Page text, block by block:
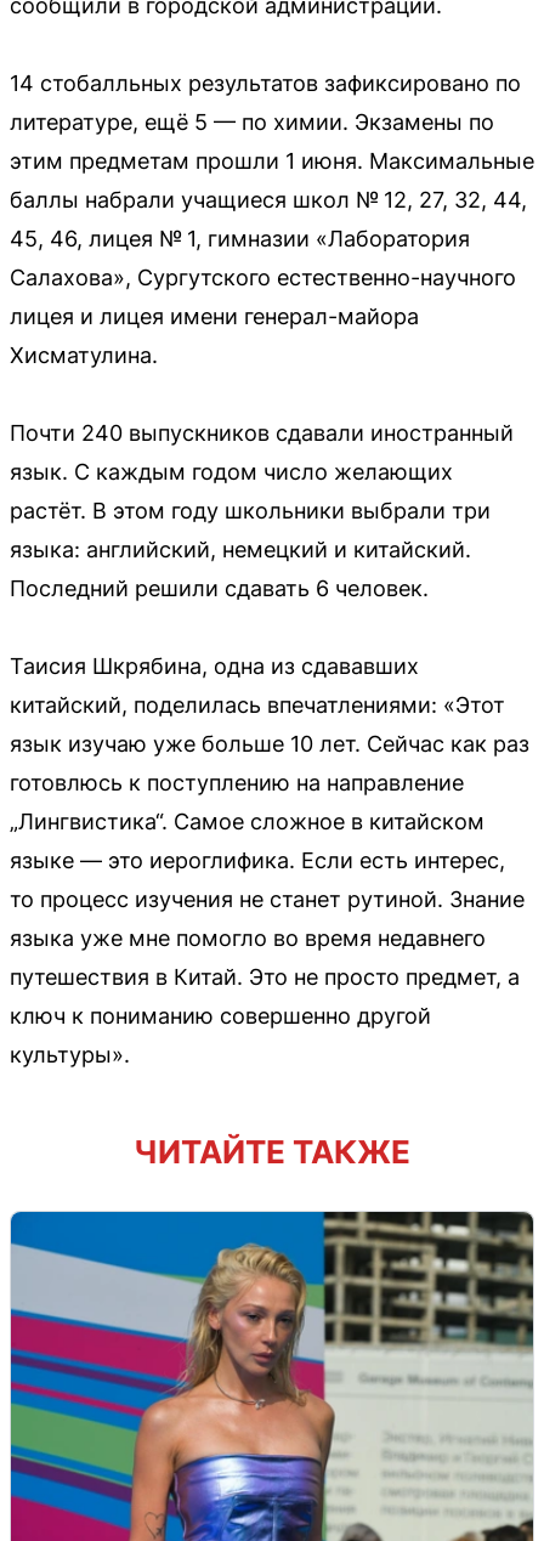
сообщили в городской администрации.
14 стобалльных результатов зафиксировано по
литературе, ещё 5 — по химии. Экзамены по
этим предметам прошли 1 июня. Максимальные
баллы набрали учащиеся школ № 12, 27, 32, 44,
45, 46, лицея № 1, гимназии «Лаборатория
Салахова», Сургутского естественно-научного
лицея и лицея имени генерал-майора
Хисматулина.
Почти 240 выпускников сдавали иностранный
язык. С каждым годом число желающих
растёт. В этом году школьники выбрали три
языка: английский, немецкий и китайский.
Последний решили сдавать 6 человек.
Таисия Шкрябина, одна из сдававших
китайский, поделилась впечатлениями: «Этот
язык изучаю уже больше 10 лет. Сейчас как раз
готовлюсь к поступлению на направление
„Лингвистика“. Самое сложное в китайском
языке — это иероглифика. Если есть интерес,
то процесс изучения не станет рутиной. Знание
языка уже мне помогло во время недавнего
путешествия в Китай. Это не просто предмет, а
ключ к пониманию совершенно другой
культуры».
ЧИТАЙТЕ ТАКЖЕ